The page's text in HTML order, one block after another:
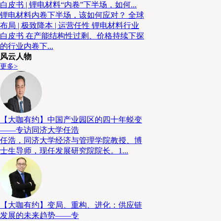
白皮书 | 锂电材料“内卷”下半场，如何...
锂电材料内卷下半场，该如何应对？ 全球
布局 | 极致降本 | 运营任性 锂电材料行业
白皮书 在产能结构性过剩、价格持续下探
的行业内卷下...
风云人物
更多>
【大咖有约】中国产业园区的四十年蜕变
——专访同济大学任浩
任浩，同济大学经济与管理学院教授、博
士生导师，现任发展研究院院长。1...
【大咖有约】变局、重构、进化：供应链
发展的未来趋势——专